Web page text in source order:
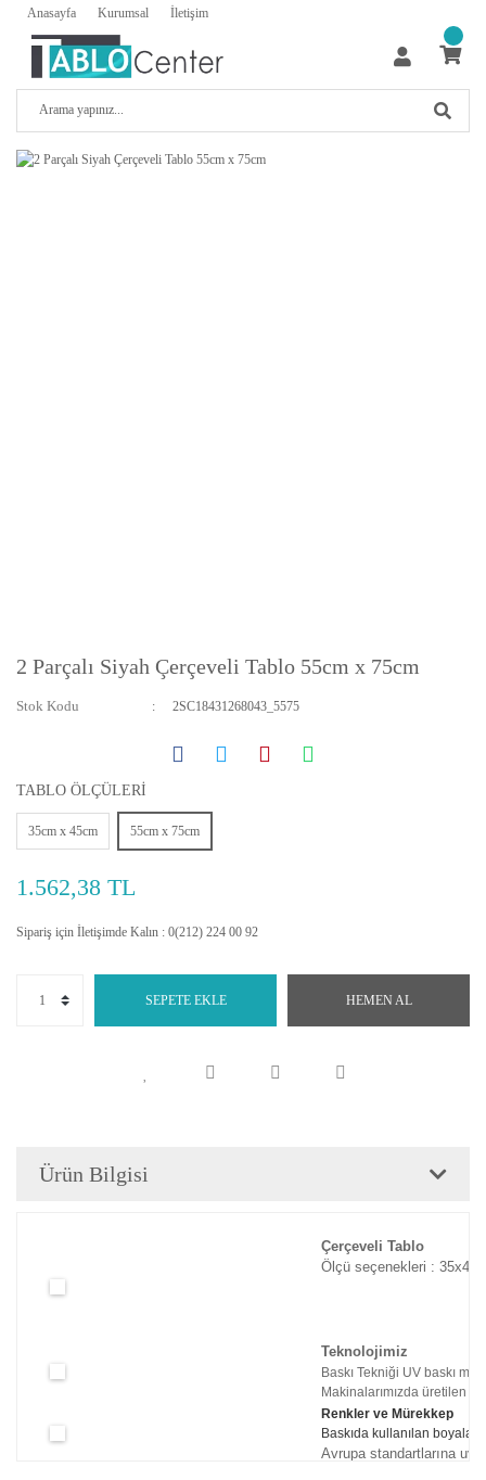
Anasayfa Kurumsal İletişim
2 Parçalı Siyah Çerçeveli Tablo 55cm x 75cm
Stok Kodu 2SC18431268043_5575
TABLO ÖLÇÜLERİ
35cm x 45cm 55cm x 75cm
1.562,38 TL
Sipariş için İletişimde Kalın : 0(212) 224 00 92
SEPETE EKLE HEMEN AL
Ürün Bilgisi
Çerçeveli Tablo
Ölçü seçenekleri :
Teknolojimiz
Baskı Tekniği UV baskı
Makinalarımızda üretilen
Renkler ve Mürekkep
Baskıda kullanılan
Avrupa standartlarına